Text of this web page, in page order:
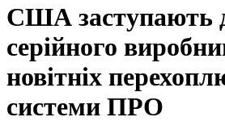
США заступають
серійного
новітніх
системи ПРО